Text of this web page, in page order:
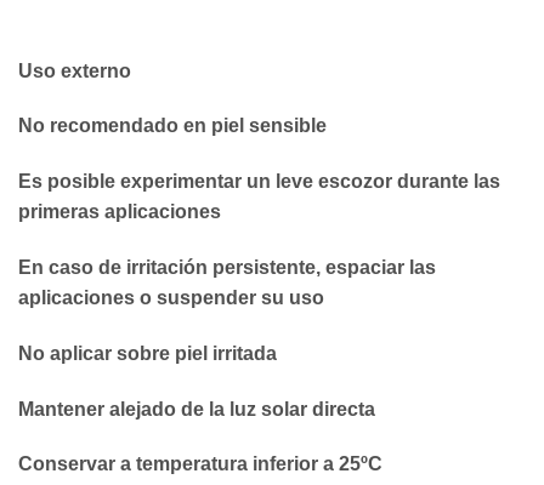
Uso externo
No recomendado en piel sensible
Es posible experimentar un leve escozor durante las
primeras aplicaciones
En caso de irritación persistente, espaciar las
aplicaciones o suspender su uso
No aplicar sobre piel irritada
Mantener alejado de la luz solar directa
Conservar a temperatura inferior a 25ºC